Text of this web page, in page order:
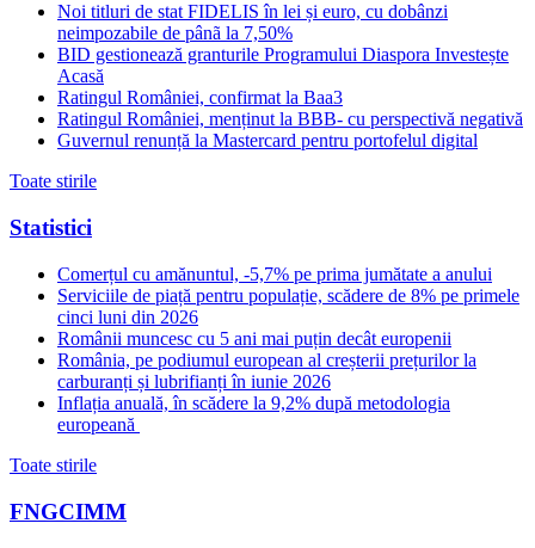
Noi titluri de stat FIDELIS în lei și euro, cu dobânzi
neimpozabile de pânã la 7,50%
BID gestionează granturile Programului Diaspora Investește
Acasă
Ratingul României, confirmat la Baa3
Ratingul României, menținut la BBB- cu perspectivă negativă
Guvernul renunță la Mastercard pentru portofelul digital
Toate stirile
Statistici
Comerțul cu amănuntul, -5,7% pe prima jumătate a anului
Serviciile de piață pentru populație, scădere de 8% pe primele
cinci luni din 2026
Românii muncesc cu 5 ani mai puțin decât europenii
România, pe podiumul european al creșterii prețurilor la
carburanți și lubrifianți în iunie 2026
Inflația anuală, în scădere la 9,2% după metodologia
europeană
Toate stirile
FNGCIMM